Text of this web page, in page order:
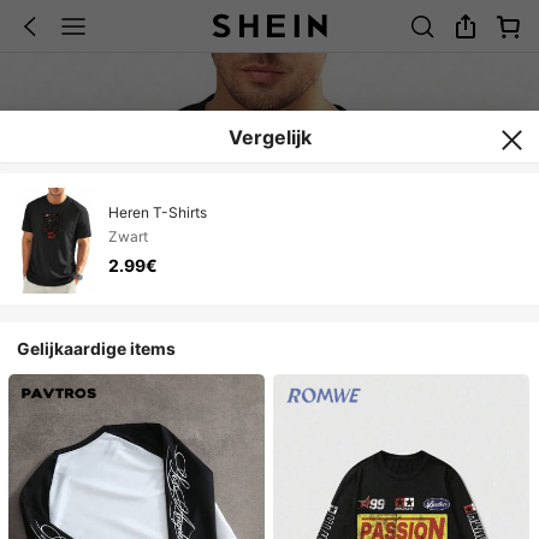
Vergelijk
Heren T-Shirts
Zwart
2.99€
Gelijkaardige items